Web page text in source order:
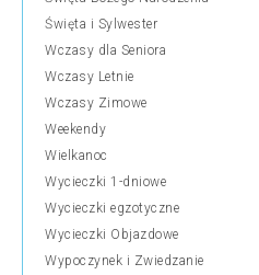
Święta i Sylwester
Wczasy dla Seniora
Wczasy Letnie
Wczasy Zimowe
Weekendy
Wielkanoc
Wycieczki 1-dniowe
Wycieczki egzotyczne
Wycieczki Objazdowe
Wypoczynek i Zwiedzanie